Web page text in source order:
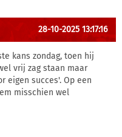
28-10-2025 13:17:16
kans zondag, toen hij
vrij zag staan maar
eigen succes'. Op een
misschien wel